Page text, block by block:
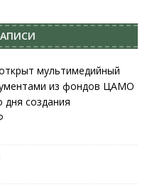
мультимедийный
из фондов ЦАМО
создания